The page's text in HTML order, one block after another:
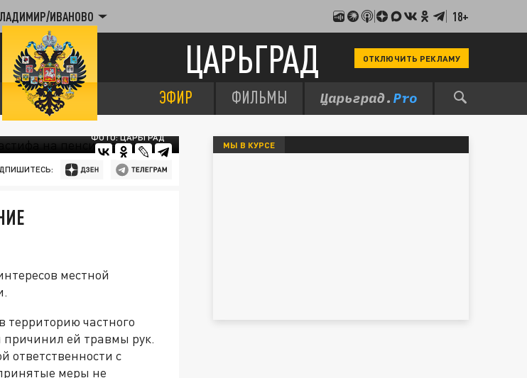
ИВАНОВО 18+
ЦАРЬГРАД ОТКЛЮЧИТЬ РЕКЛАМУ
ЭФИР ФИЛЬМЫ
ФОТО: ЦАРЬГРАД
местной
территорию частного
ей травмы рук.
ответственности с
меры не
МЫ В КУРСЕ